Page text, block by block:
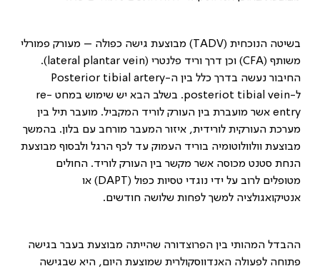
בשיטה הנוכחית (TADV) מבוצעת גישה כפולה – מעורק פמורלי
משותף (CFA) וכן דרך וריד פלנטרי (lateral plantar vein
).
החיבור נעשה בדרך כלל בין ה-Posterior tibial artery
ל-posteriot tibial vein. בשלב הבא יש שימוש במחט re-
entry אשר מועברת בין העורק לוריד המקביל. מועבר תיל בין
מערכת העורקית לורידית, איזור המעבר מורחב עם בלון. בהמשך
מבוצעת וולוולוטומיה בוריד העמוק עד לכף הרגל ולבסוף מבוצעת
הנחת סטנט מכוסה אשר מקשר בין העורק לוריד. החולים
מטופלים לרוב על ידי נוגדי טסיות כפול (DAPT) או
אנטיקואגולציה למשך לפחות שלושה חודשים.
ההבדל המהותי בין הפרוצדורה שהייתה מבוצעת בעבר בגישה
פתוחה לפעולה האנדווסקולרית שמוצעת היום, היא שבגישה